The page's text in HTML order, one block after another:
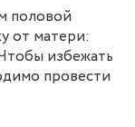
половой
от матери:
избежать
провести